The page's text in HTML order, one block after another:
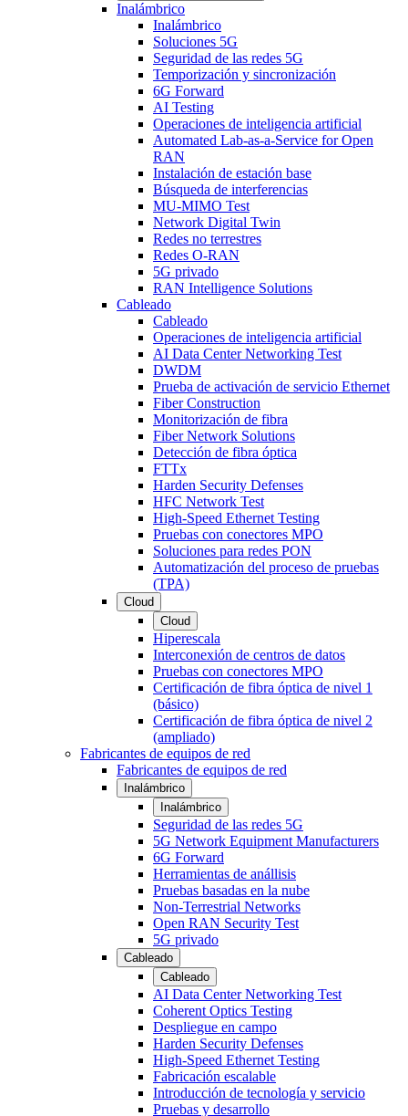
Inalámbrico
Inalámbrico
Soluciones 5G
Seguridad de las redes 5G
Temporización y sincronización
6G Forward
AI Testing
Operaciones de inteligencia artificial
Automated Lab-as-a-Service for Open
RAN
Instalación de estación base
Búsqueda de interferencias
MU-MIMO Test
Network Digital Twin
Redes no terrestres
Redes O-RAN
5G privado
RAN Intelligence Solutions
Cableado
Cableado
Operaciones de inteligencia artificial
AI Data Center Networking Test
DWDM
Prueba de activación de servicio Ethernet
Fiber Construction
Monitorización de fibra
Fiber Network Solutions
Detección de fibra óptica
FTTx
Harden Security Defenses
HFC Network Test
High-Speed Ethernet Testing
Pruebas con conectores MPO
Soluciones para redes PON
Automatización del proceso de pruebas
(TPA)
Cloud
Cloud
Hiperescala
Interconexión de centros de datos
Pruebas con conectores MPO
Certificación de fibra óptica de nivel 1
(básico)
Certificación de fibra óptica de nivel 2
(ampliado)
Fabricantes de equipos de red
Fabricantes de equipos de red
Inalámbrico
Inalámbrico
Seguridad de las redes 5G
5G Network Equipment Manufacturers
6G Forward
Herramientas de anállisis
Pruebas basadas en la nube
Non-Terrestrial Networks
Open RAN Security Test
5G privado
Cableado
Cableado
AI Data Center Networking Test
Coherent Optics Testing
Despliegue en campo
Harden Security Defenses
High-Speed Ethernet Testing
Fabricación escalable
Introducción de tecnología y servicio
Pruebas y desarrollo